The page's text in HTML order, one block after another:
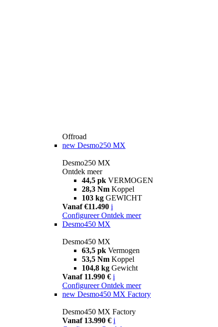
Offroad
new Desmo250 MX
Desmo250 MX
Ontdek meer
44,5 pk VERMOGEN
28,3 Nm Koppel
103 kg GEWICHT
Vanaf €11.490 i
Configureer Ontdek meer
Desmo450 MX
Desmo450 MX
63,5 pk Vermogen
53,5 Nm Koppel
104,8 kg Gewicht
Vanaf 11.990 € i
Configureer Ontdek meer
new Desmo450 MX Factory
Desmo450 MX Factory
Vanaf 13.990 € i